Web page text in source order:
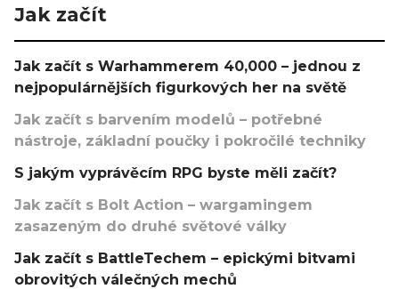
Jak začít
Jak začít s Warhammerem 40,000 – jednou z
nejpopulárnějších figurkových her na světě
Jak začít s barvením modelů – potřebné
nástroje, základní poučky i pokročilé techniky
S jakým vyprávěcím RPG byste měli začít?
Jak začít s Bolt Action – wargamingem
zasazeným do druhé světové války
Jak začít s BattleTechem – epickými bitvami
obrovitých válečných mechů